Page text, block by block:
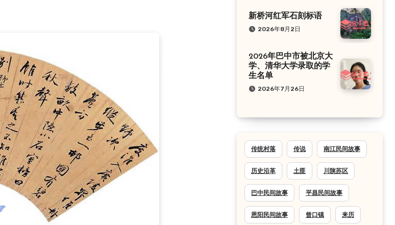
新桥河红军石刻标语
2026年8月2日
2026年巴中市被北京大
学、清华大学录取的学
生名单
2026年7月26日
传统村落 传说 南江民间故事
历史沿革 土匪 川陕苏区
巴中民间故事 平昌民间故事
恩阳民间故事 曾口镇 来历